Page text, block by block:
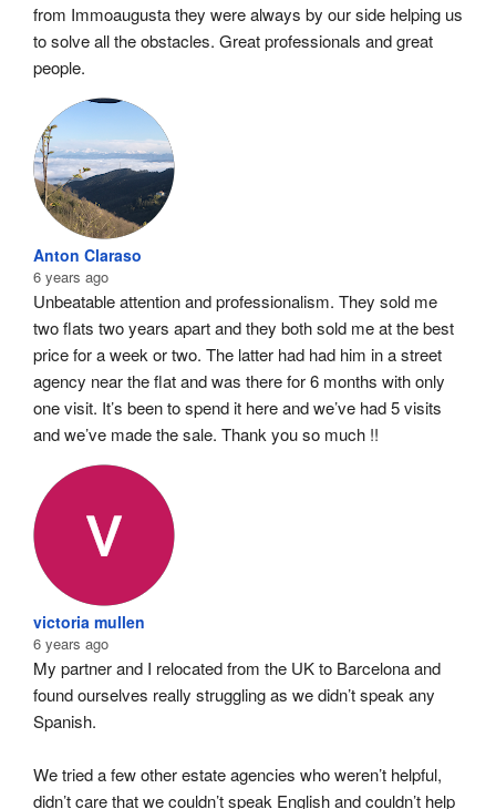
from Immoaugusta they were always by our side helping us
to solve all the obstacles. Great professionals and great
people.
Anton Claraso
6 years ago
Unbeatable attention and professionalism. They sold me
two flats two years apart and they both sold me at the best
price for a week or two. The latter had had him in a street
agency near the flat and was there for 6 months with only
one visit. It’s been to spend it here and we’ve had 5 visits
and we’ve made the sale. Thank you so much !!
victoria mullen
6 years ago
My partner and I relocated from the UK to Barcelona and
found ourselves really struggling as we didn’t speak any
Spanish.
We tried a few other estate agencies who weren’t helpful,
didn’t care that we couldn’t speak English and couldn’t help